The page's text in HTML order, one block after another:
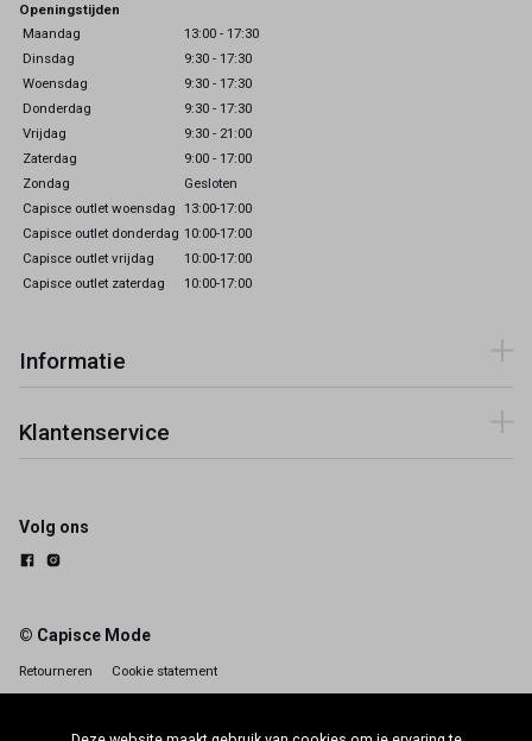
Openingstijden
Maandag
13:00 - 17:30
Dinsdag
9:30 - 17:30
Woensdag
9:30 - 17:30
Donderdag
9:30 - 17:30
Vrijdag
9:30 - 21:00
Zaterdag
9:00 - 17:00
Zondag
Gesloten
Capisce outlet woensdag 13:00-17:00
Capisce outlet donderdag 10:00-17:00
Capisce outlet vrijdag
10:00-17:00
Capisce outlet zaterdag
10:00-17:00
Informatie
Klantenservice
Volg ons
© Capisce Mode
Retourneren Cookie statement